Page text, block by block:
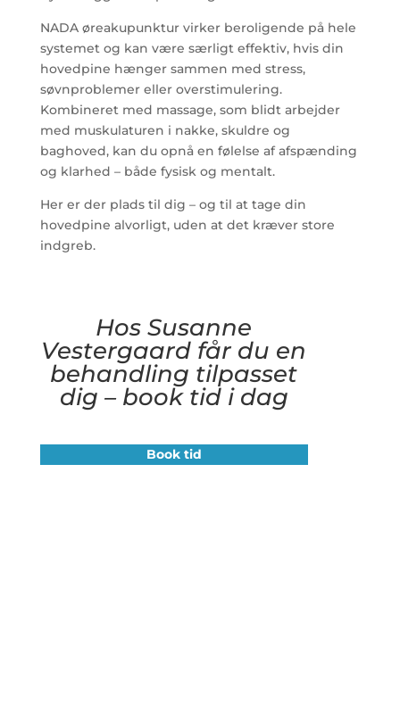
NADA øreakupunktur virker beroligende på hele
systemet og kan være særligt effektiv, hvis din
hovedpine hænger sammen med stress,
søvnproblemer eller overstimulering.
Kombineret med massage, som blidt arbejder
med muskulaturen i nakke, skuldre og
baghoved, kan du opnå en følelse af afspænding
og klarhed – både fysisk og mentalt.
Her er der plads til dig – og til at tage din
hovedpine alvorligt, uden at det kræver store
indgreb.
Hos Susanne
Vestergaard får du en
behandling tilpasset
dig – book tid i dag
Book tid